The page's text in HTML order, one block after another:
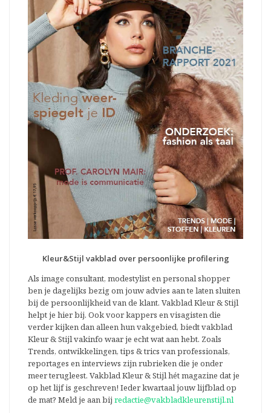
Kleur&Stijl vakblad over persoonlijke profilering
Als image consultant, modestylist en personal shopper
ben je dagelijks bezig om jouw advies aan te laten sluiten
bij de persoonlijkheid van de klant. Vakblad Kleur & Stijl
helpt je hier bij. Ook voor kappers en visagisten die
verder kijken dan alleen hun vakgebied, biedt vakblad
Kleur & Stijl vakinfo waar je echt wat aan hebt. Zoals
Trends, ontwikkelingen, tips & trics van professionals,
reportages en interviews zijn rubrieken die je onder
meer terugleest. Vakblad Kleur & Stijl hét magazine dat je
op het lijf is geschreven! Ieder kwartaal jouw lijfblad op
de mat? Meld je aan bij redactie@vakbladkleurenstijl.nl